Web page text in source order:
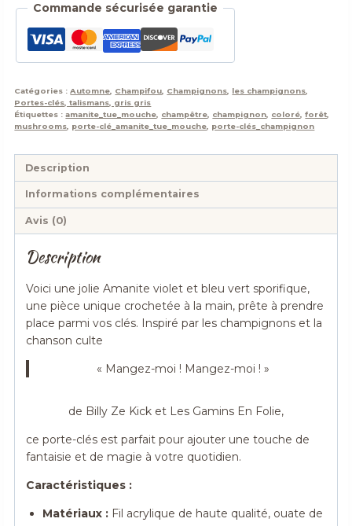
Commande sécurisée garantie
Catégories :Automne, Champifou, Champignons, les champignons,
Portes-clés, talismans, gris gris
Étiquettes :amanite_tue_mouche, champêtre, champignon, coloré,forêt,
mushrooms, porte-clé_amanite_tue_mouche, porte-clés_champignon
Description
Informations complémentaires
Avis (0)
Description
Voici une jolie Amanite violet et bleu vert sporifique,
une pièce unique crochetée à la main, prête à prendre
place parmi vos clés. Inspiré par les champignons et la
chanson culte
« Mangez-moi ! Mangez-moi ! »
de Billy Ze Kick et Les Gamins En Folie,
ce porte-clés est parfait pour ajouter une touche de
fantaisie et de magie à votre quotidien.
Caractéristiques :
Matériaux : Fil acrylique de haute qualité, ouate de